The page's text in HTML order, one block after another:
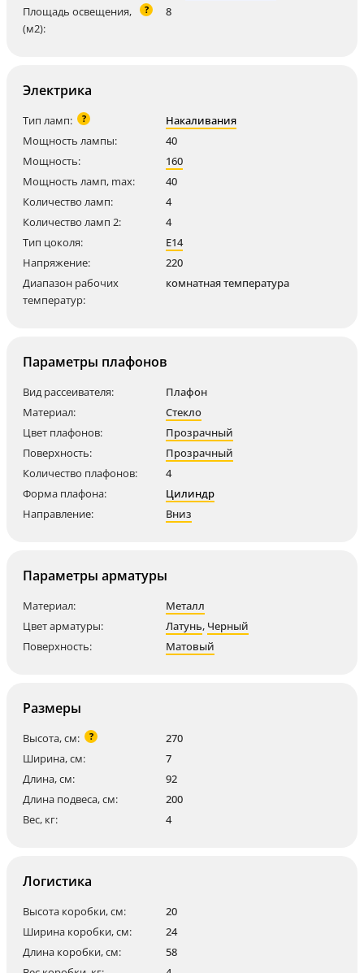
Площадь освещения,
(м2):
? 8
Электрика
Тип ламп: ?
Накаливания
Мощность лампы:
40
Мощность:
160
Мощность ламп, max:
40
Количество ламп:
4
Количество ламп 2:
4
Тип цоколя:
E14
Напряжение:
220
Диапазон рабочих
температур:
комнатная температура
Параметры плафонов
Вид рассеивателя:
Плафон
Материал:
Стекло
Цвет плафонов:
Прозрачный
Поверхность:
Прозрачный
Количество плафонов:
4
Форма плафона:
Цилиндр
Направление:
Вниз
Параметры арматуры
Материал:
Металл
Цвет арматуры:
Латунь, Черный
Поверхность:
Матовый
Размеры
Высота, см: ?
270
Ширина, см:
7
Длина, см:
92
Длина подвеса, см:
200
Вес, кг:
4
Логистика
Высота коробки, см:
20
Ширина коробки, см:
24
Длина коробки, см:
58